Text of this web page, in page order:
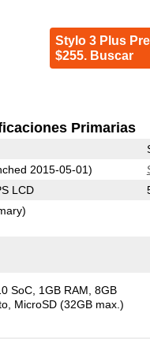
Stylo 3 Plus
$255. Buscar
Primarias
2015-05-01)
LCD
SoC 1GB RAM 8GB
MicroSD (32GB max.)